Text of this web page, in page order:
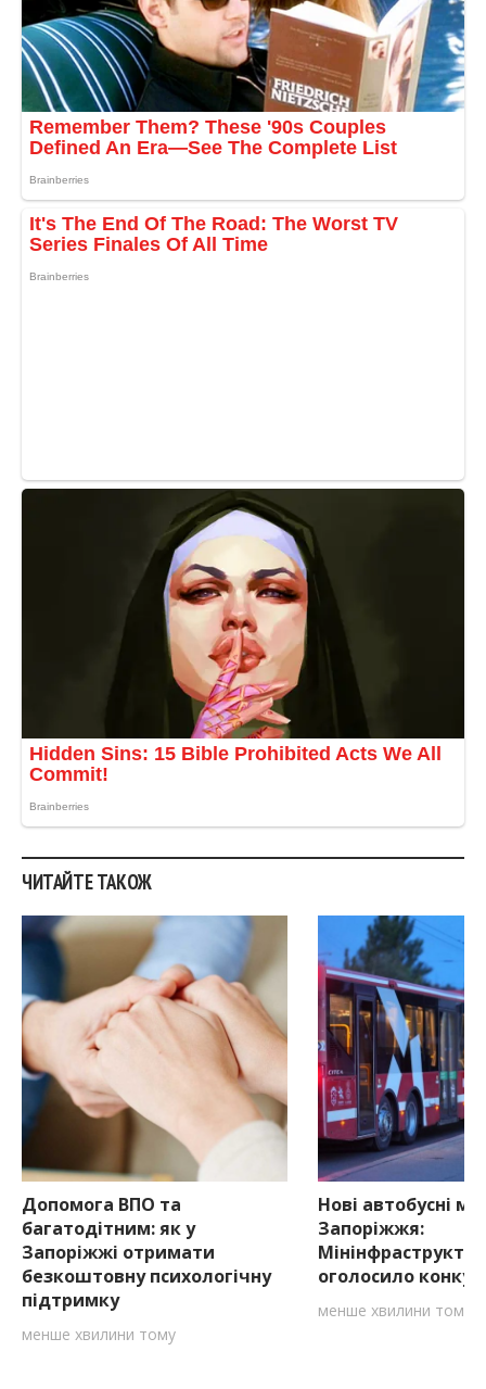
ЧИТАЙТЕ ТАКОЖ
Допомога ВПО та
багатодітним: як у
Запоріжжі отримати
безкоштовну психологічну
підтримку
менше хвилини тому
Нові автобусні
Запоріжжя:
оголосило
менше хвилини тому